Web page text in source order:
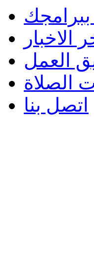
الاخبار
العمل
الصلاة
اتصل بنا